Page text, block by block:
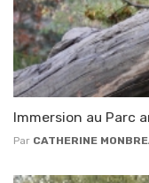
Immersion au Parc
Par CATHERINE